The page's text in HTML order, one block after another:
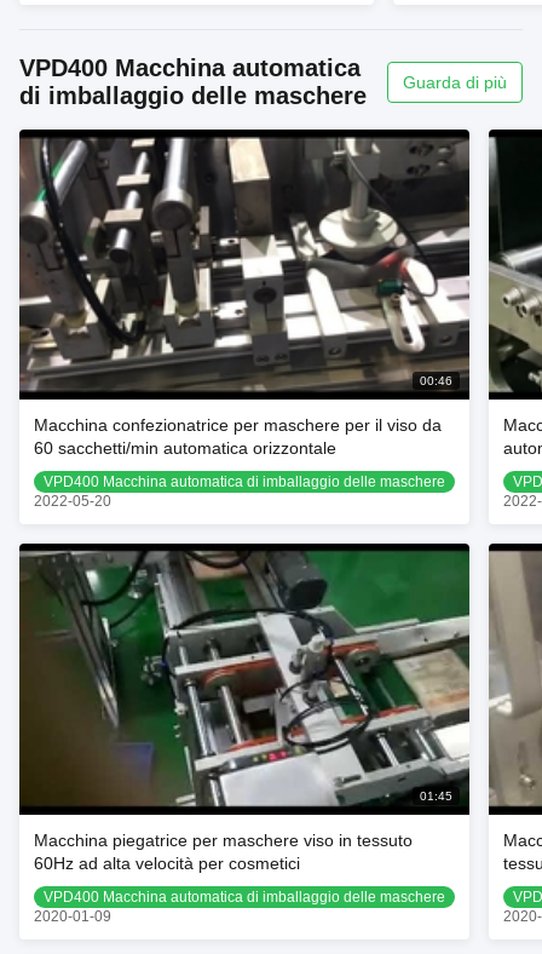
VPD400 Macchina automatica
di imballaggio delle maschere
Guarda di più
00:46
Macchina confezionatrice per maschere per il viso da
60 sacchetti/min automatica orizzontale
VPD400 Macchina automatica di imballaggio delle maschere
2022-05-20
01:45
Macchina piegatrice per maschere viso in tessuto
60Hz ad alta velocità per cosmetici
VPD400 Macchina automatica di imballaggio delle maschere
2020-01-09